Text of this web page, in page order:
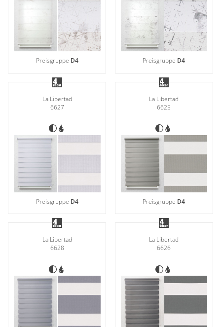
Preisgruppe D4 Preisgruppe D4
La Libertad
6627
Preisgruppe D4
La Libertad
6625
Preisgruppe D4
La Libertad
6628
La Libertad
6626